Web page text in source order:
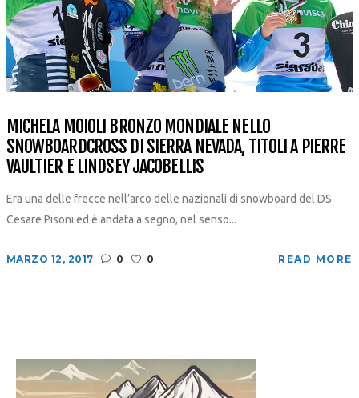
MICHELA MOIOLI BRONZO MONDIALE NELLO
SNOWBOARDCROSS DI SIERRA NEVADA, TITOLI A PIERRE
VAULTIER E LINDSEY JACOBELLIS
Era una delle frecce nell’arco delle nazionali di snowboard del DS
Cesare Pisoni ed è andata a segno, nel senso...
MARZO 12, 2017 0 0 READ MORE